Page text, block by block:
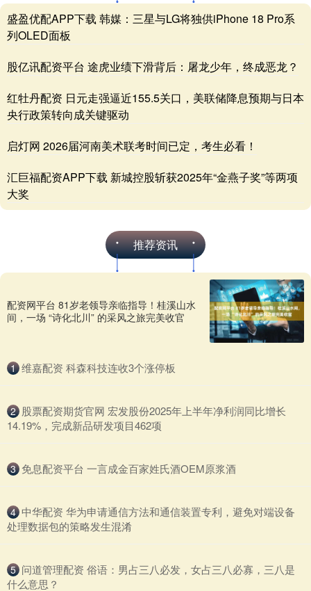
盛盈优配APP下载 韩媒：三星与LG将独供iPhone 18 Pro系
列OLED面板
股亿讯配资平台 途虎业绩下滑背后：屠龙少年，终成恶龙？
红牡丹配资 日元走强逼近155.5关口，美联储降息预期与日本
央行政策转向成关键驱动
启灯网 2026届河南美术联考时间已定，考生必看！
汇巨福配资APP下载 新城控股斩获2025年“金燕子奖”等两项
大奖
推荐资讯
配资网平台 81岁老领导亲临指导！桂溪山水
间，一场 “诗化北川” 的采风之旅完美收官
1 ​维嘉配资 科森科技连收3个涨停板
2 ​股票配资期货官网 宏发股份2025年上半年净利润同比增长
14.19%，完成新品研发项目462项
3 ​免息配资平台 一言成金百家姓氏酒OEM原浆酒
4 ​中华配资 华为申请通信方法和通信装置专利，避免对端设备
处理数据包的策略发生混淆
5 ​问道管理配资 俗语：男占三八必发，女占三八必寡，三八是
什么意思？